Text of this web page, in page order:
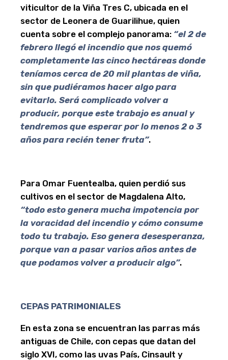
viticultor de la Viña Tres C, ubicada en el
sector de Leonera de Guarilihue, quien
cuenta sobre el complejo panorama: “el 2 de
febrero llegó el incendio que nos quemó
completamente las cinco hectáreas donde
teníamos cerca de 20 mil plantas de viña,
sin que pudiéramos hacer algo para
evitarlo. Será complicado volver a
producir, porque este trabajo es anual y
tendremos que esperar por lo menos 2 o 3
años para recién tener fruta”.
Para Omar Fuentealba, quien perdió sus
cultivos en el sector de Magdalena Alto,
“todo esto genera mucha impotencia por
la voracidad del incendio y cómo consume
todo tu trabajo. Eso genera desesperanza,
porque van a pasar varios años antes de
que podamos volver a producir algo”.
CEPAS PATRIMONIALES
En esta zona se encuentran las parras más
antiguas de Chile, con cepas que datan del
siglo XVI, como las uvas País, Cinsault y